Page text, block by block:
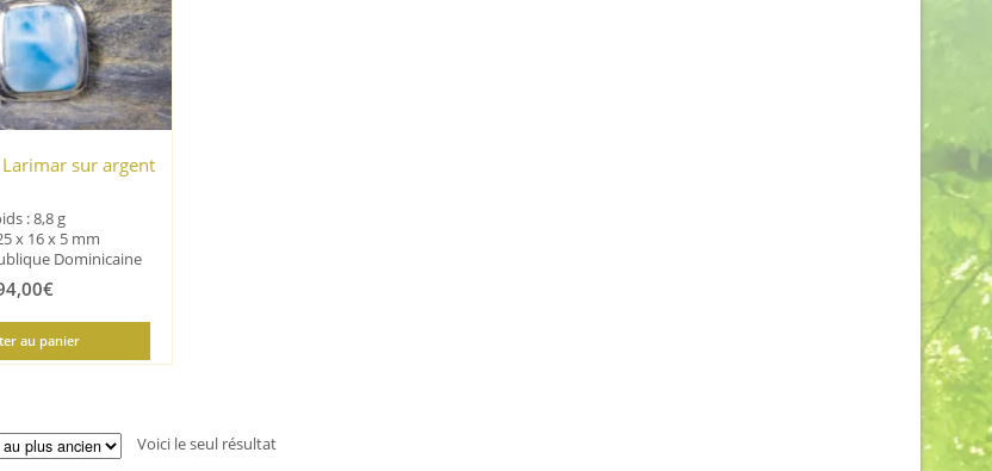
sur argent
: 8,8 g
x 16 x 5 mm
Dominicaine
€
au panier
Voici le seul résultat